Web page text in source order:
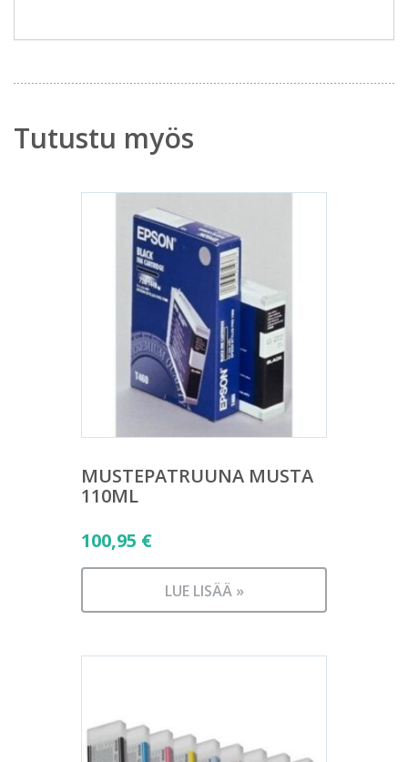
Tutustu myös
MUSTEPATRUUNA MUSTA
110ML
100,95 €
LUE LISÄÄ »